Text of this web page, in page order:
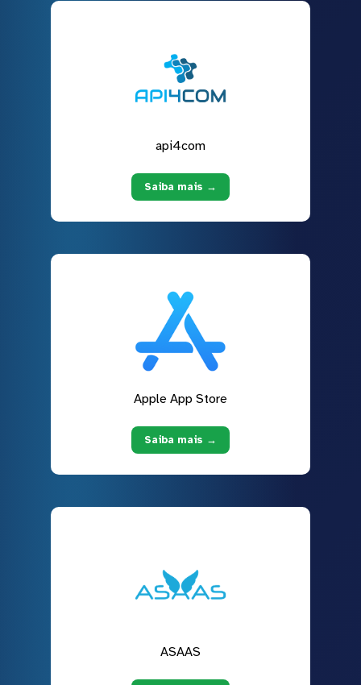
api4com
Saiba mais →
Apple App Store
Saiba mais →
ASAAS